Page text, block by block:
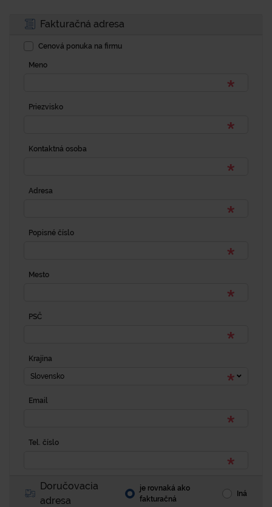
Fakturačná adresa
Cenová ponuka na firmu
Meno
Priezvisko
Kontaktná osoba
Adresa
Popisné číslo
Mesto
PSČ
Krajina
Slovensko
Email
Tel. číslo
Doručovacia
adresa
je rovnaká ako
fakturačná
Iná